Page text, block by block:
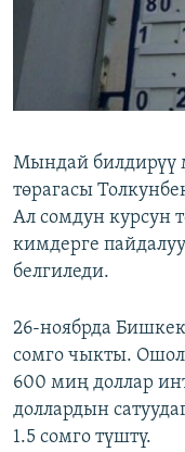
ЫҢГАЙСЫЗ СУРООЛОР
ЭЕ/АРнун
Мындай билдирүү
төрагасы
Ал сомдун курсун
кимдерге
белгиледи.
26-ноябрда
сомго чыкты. Ошол
600 миң доллар
доллардын
1.5 сомго түштү.